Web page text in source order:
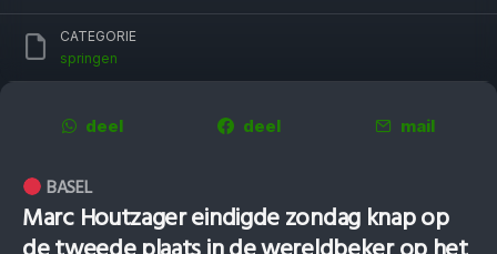
CATEGORIE
springen
deel deel mail
BASEL
Marc Houtzager eindigde zondag knap op